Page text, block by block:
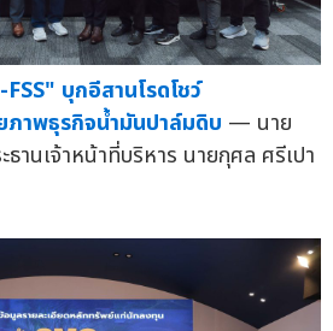
บุกอีสานโรดโชว์
ภาพธุรกิจน้ำมันปาล์มดิบ — นาย
านเจ้าหน้าที่บริหาร นายกุศล ศรีเปา